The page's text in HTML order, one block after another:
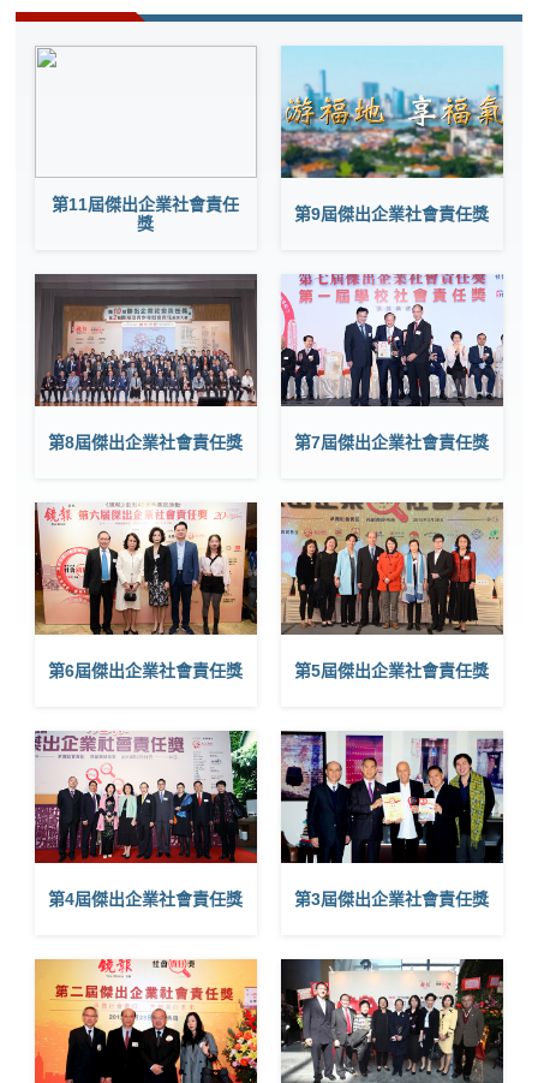
第11屆傑出企業社會責任
獎
第9屆傑出企業社會責任獎
第8屆傑出企業社會責任獎 第7屆傑出企業社會責任獎
第6屆傑出企業社會責任獎 第5屆傑出企業社會責任獎
第4屆傑出企業社會責任獎 第3屆傑出企業社會責任獎